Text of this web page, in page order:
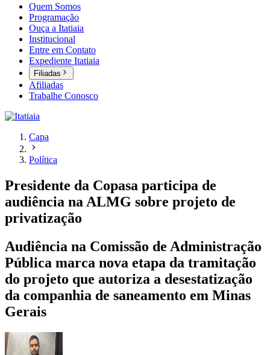
Quem Somos
Programação
Ouça a Itatiaia
Institucional
Entre em Contato
Expediente Itatiaia
Filiadas
Afiliadas
Trabalhe Conosco
Capa
Política
Presidente da Copasa participa de
audiência na ALMG sobre projeto de
privatização
Audiência na Comissão de Administração
Pública marca nova etapa da tramitação
do projeto que autoriza a desestatização
da companhia de saneamento em Minas
Gerais